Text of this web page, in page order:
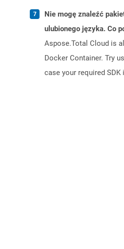
Nie mogę znaleźć
ulubionego języka. Co
Aspose.Total Cloud is
Docker Container. Try
case your required